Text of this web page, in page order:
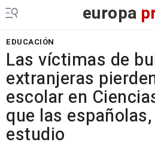
europa
EDUCACIÓN
Las víctimas de
extranjeras
escolar en
que las
estudio